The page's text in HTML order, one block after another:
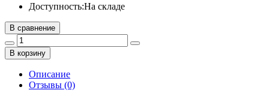
Доступность:На складе
В сравнение
В корзину
Описание
Отзывы (0)